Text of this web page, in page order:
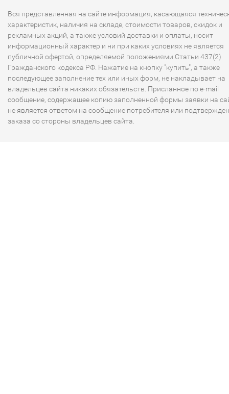
Вся представленная на сайте информация, касающаяся
характеристик, наличия на складе, стоимости товаров, скидок и
рекламных акций, а также условий доставки и оплаты, носит
информационный характер и ни при каких условиях не является
публичной офертой, определяемой положениями Статьи 437(2)
Гражданского кодекса РФ. Нажатие на кнопку "купить", а также
последующее заполнение тех или иных форм, не накладывает на
владельцев сайта никаких обязательств. Присланное по e-mail
сообщение, содержащее копию заполненной формы заявки на
не является ответом на сообщение потребителя или
заказа со стороны владельцев сайта.